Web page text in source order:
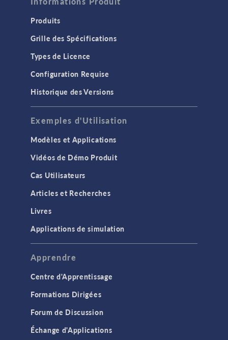
Produits
Grille des Spécifications
Types de Licence
Configuration Requise
Historique des Versions
Exemples d'Utilisation
Modèles et Applications
Vidéos de Démo Produit
Cas Utilisateurs
Articles et Recherches
Livres
Applications de simulation
Apprendre
Centre d'Apprentissage
Formations Dirigées
Forum de Discussion
Échange d'Applications